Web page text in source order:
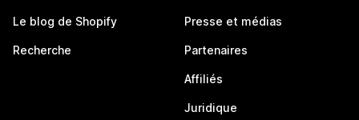
Le blog de Shopify
Recherche
Presse et médias
Partenaires
Affiliés
Juridique